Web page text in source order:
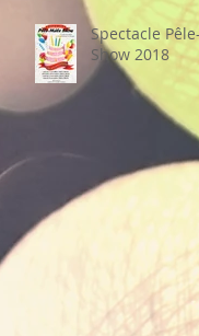
Spectacle
Show 2018